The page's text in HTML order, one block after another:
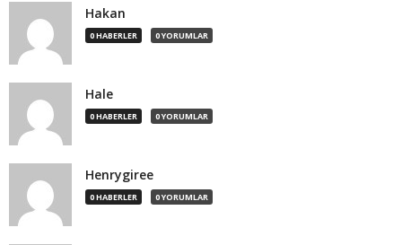
Hakan
0 HABERLER 0 YORUMLAR
Hale
0 HABERLER 0 YORUMLAR
Henrygiree
0 HABERLER 0 YORUMLAR